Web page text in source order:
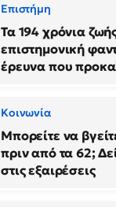
Επιστήμη
Τα 194 χρόνια
επιστημονική
έρευνα που
Κοινωνία
Μπορείτε να
πριν από τα 62;
στις εξαιρέσεις